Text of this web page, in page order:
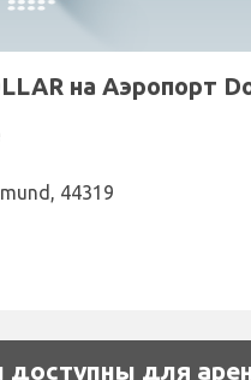
на Аэропорт
44319
доступны для